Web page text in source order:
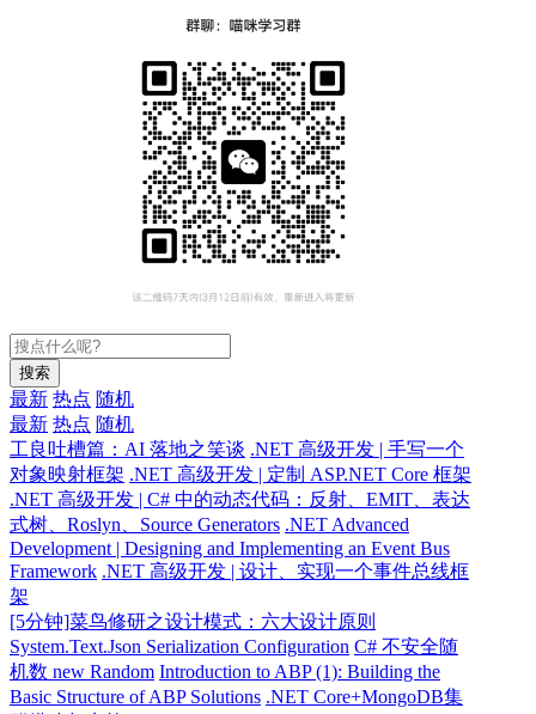
搜索
最新 热点 随机
最新 热点 随机
工良吐槽篇：AI 落地之笑谈 .NET 高级开发 | 手写一个
对象映射框架 .NET 高级开发 | 定制 ASP.NET Core 框架
.NET 高级开发 | C# 中的动态代码：反射、EMIT、表达
式树、Roslyn、Source Generators .NET Advanced
Development | Designing and Implementing an Event Bus
Framework .NET 高级开发 | 设计、实现一个事件总线框
架
[5分钟]菜鸟修研之设计模式：六大设计原则
System.Text.Json Serialization Configuration C# 不安全随
机数 new Random Introduction to ABP (1): Building the
Basic Structure of ABP Solutions .NET Core+MongoDB集